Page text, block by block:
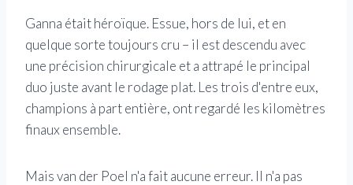
Ganna était héroïque. Essue, hors de lui, et en
quelque sorte toujours cru – il est descendu avec
une précision chirurgicale et a attrapé le principal
duo juste avant le rodage plat. Les trois d'entre eux,
champions à part entière, ont regardé les kilomètres
finaux ensemble.
Mais van der Poel n'a fait aucune erreur. Il n'a pas